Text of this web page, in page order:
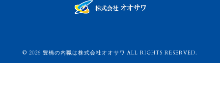
© 2026 豊橋の内職は株式会社オオサワ ALL RIGHTS RESERVED.